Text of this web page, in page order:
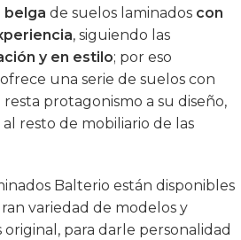
belga de suelos laminados con
, siguiendo las
y en estilo; por eso
una serie de suelos con
resta protagonismo a su diseño,
resto de mobiliario de las
Balterio están disponibles
variedad de modelos y
para darle personalidad